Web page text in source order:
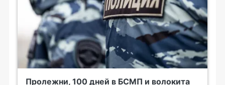
Пролежни, 100 дней в БСМП и волокита